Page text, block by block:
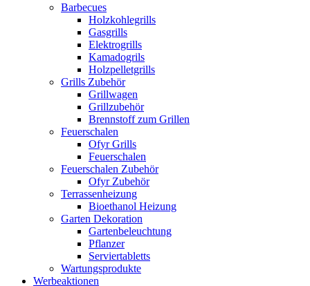
Barbecues
Holzkohlegrills
Gasgrills
Elektrogrills
Kamadogrils
Holzpelletgrills
Grills Zubehör
Grillwagen
Grillzubehör
Brennstoff zum Grillen
Feuerschalen
Ofyr Grills
Feuerschalen
Feuerschalen Zubehör
Ofyr Zubehör
Terrassenheizung
Bioethanol Heizung
Garten Dekoration
Gartenbeleuchtung
Pflanzer
Serviertabletts
Wartungsprodukte
Werbeaktionen